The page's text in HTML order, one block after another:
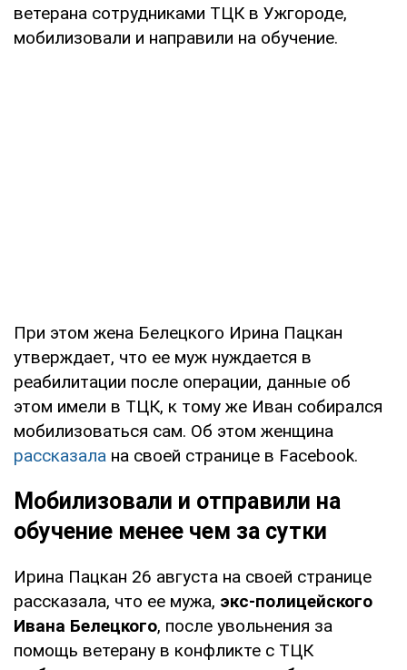
ветерана сотрудниками ТЦК в Ужгороде,
мобилизовали и направили на обучение.
При этом жена Белецкого Ирина Пацкан
утверждает, что ее муж нуждается в
реабилитации после операции, данные об
этом имели в ТЦК, к тому же Иван собирался
мобилизоваться сам. Об этом женщина
рассказала на своей странице в Facebook.
Мобилизовали и отправили на
обучение менее чем за сутки
Ирина Пацкан 26 августа на своей странице
рассказала, что ее мужа, экс-полицейского
Ивана Белецкого, после увольнения за
помощь ветерану в конфликте с ТЦК